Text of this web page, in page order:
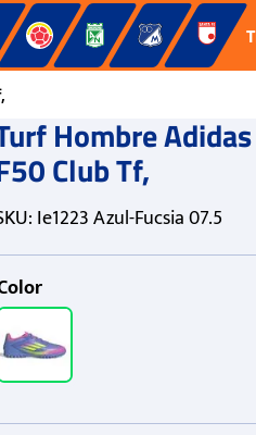
Hombre
Club Tf,
: Ie1223 Azul-Fucsia 07.5